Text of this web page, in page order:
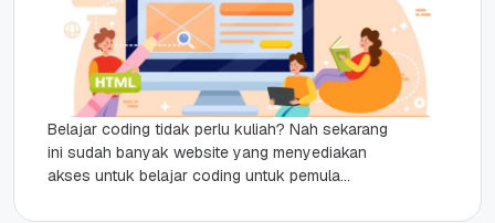
Belajar coding tidak perlu kuliah? Nah sekarang
ini sudah banyak website yang menyediakan
akses untuk belajar coding untuk pemula